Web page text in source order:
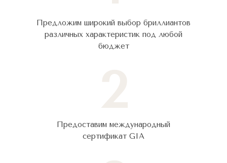
Предложим широкий выбор бриллиантов
различных характеристик под любой
бюджет
Предоставим международный
сертификат GIA